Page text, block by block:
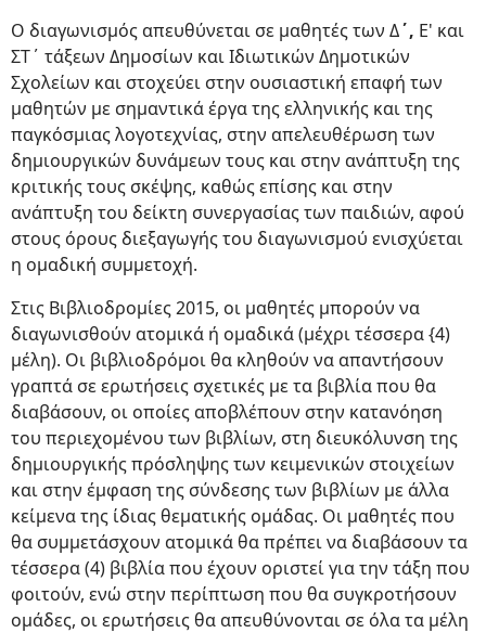
Ο διαγωνισμός απευθύνεται σε μαθητές των Δ΄, Ε' και
ΣΤ΄ τάξεων Δημοσίων και Ιδιωτικών Δημοτικών
Σχολείων και στοχεύει στην ουσιαστική επαφή των
μαθητών με σημαντικά έργα της ελληνικής και της
παγκόσμιας λογοτεχνίας, στην απελευθέρωση των
δημιουργικών δυνάμεων τους και στην ανάπτυξη της
κριτικής τους σκέψης, καθώς επίσης και στην
ανάπτυξη του δείκτη συνεργασίας των παιδιών, αφού
στους όρους διεξαγωγής του διαγωνισμού ενισχύεται
η ομαδική συμμετοχή.
Στις Βιβλιοδρομίες 2015, οι μαθητές μπορούν να
διαγωνισθούν ατομικά ή ομαδικά (μέχρι τέσσερα {4)
μέλη). Οι βιβλιοδρόμοι θα κληθούν να απαντήσουν
γραπτά σε ερωτήσεις σχετικές με τα βιβλία που θα
διαβάσουν, οι οποίες αποβλέπουν στην κατανόηση
του περιεχομένου των βιβλίων, στη διευκόλυνση της
δημιουργικής πρόσληψης των κειμενικών στοιχείων
και στην έμφαση της σύνδεσης των βιβλίων με άλλα
κείμενα της ίδιας θεματικής ομάδας. Οι μαθητές που
θα συμμετάσχουν ατομικά θα πρέπει να διαβάσουν τα
τέσσερα (4) βιβλία που έχουν οριστεί για την τάξη που
φοιτούν, ενώ στην περίπτωση που θα συγκροτήσουν
ομάδες, οι ερωτήσεις θα απευθύνονται σε όλα τα μέλη